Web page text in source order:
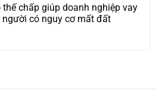
thế chấp giúp doanh nghiệp vay
người có nguy cơ mất đất